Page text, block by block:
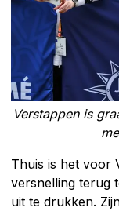
Verstappen is
Thuis is het voor
versnelling terug
uit te drukken.